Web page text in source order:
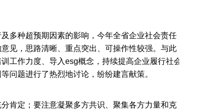
多种超预期因素的影响，今年全省企业社会责任
见，思路清晰、重点突出、可操作性较强。与此
工作力度、导入esg概念，持续提高企业履行社会
问题进行了热烈地讨论，纷纷建言献策。
肯定；要注意凝聚多方共识、聚集各方力量和克